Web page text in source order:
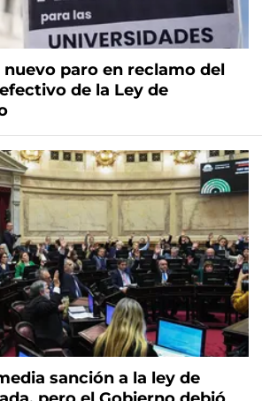
nuevo paro en reclamo del
de la Ley de
sanción a la ley de